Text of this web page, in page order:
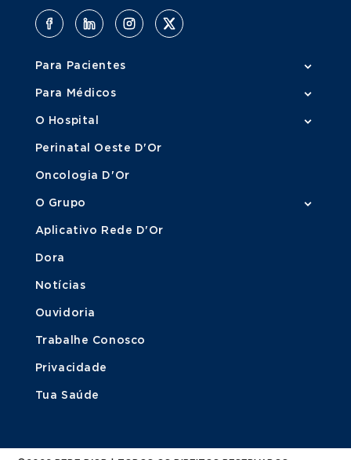
Para Pacientes
Para Médicos
O Hospital
Perinatal Oeste D'Or
Oncologia D'Or
O Grupo
Aplicativo Rede D'Or
Dora
Notícias
Ouvidoria
Trabalhe Conosco
Privacidade
Tua Saúde